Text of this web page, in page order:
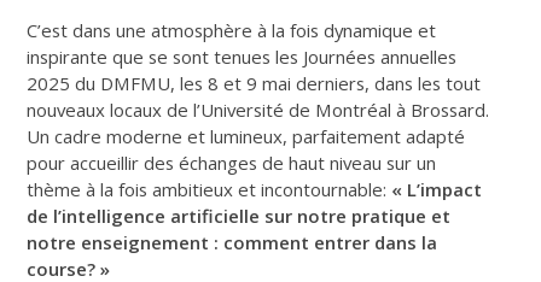
C’est dans une atmosphère à la fois dynamique et
inspirante que se sont tenues les Journées annuelles
2025 du DMFMU, les 8 et 9 mai derniers, dans les tout
nouveaux locaux de l’Université de Montréal à Brossard.
Un cadre moderne et lumineux, parfaitement adapté
pour accueillir des échanges de haut niveau sur un
thème à la fois ambitieux et incontournable: « L’impact
de l’intelligence artificielle sur notre pratique et
notre enseignement : comment entrer dans la
course? »